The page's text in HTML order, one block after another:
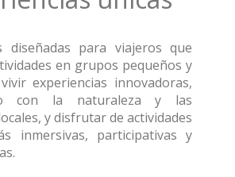
diseñadas para viajeros que
en grupos pequeños y
experiencias innovadoras,
con la naturaleza y las
y disfrutar de actividades
inmersivas, participativas y